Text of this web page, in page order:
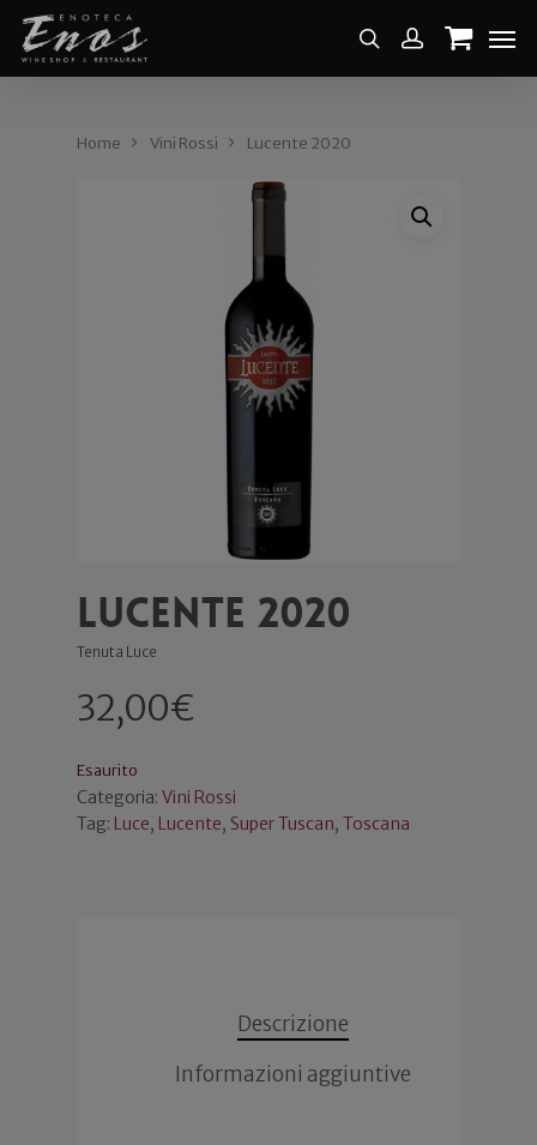
Home Vini Rossi Lucente 2020
Lucente 2020
Tenuta Luce
32,00€
Esaurito
Categoria: Vini Rossi
Tag: Luce, Lucente, Super Tuscan, Toscana
Descrizione
Informazioni aggiuntive